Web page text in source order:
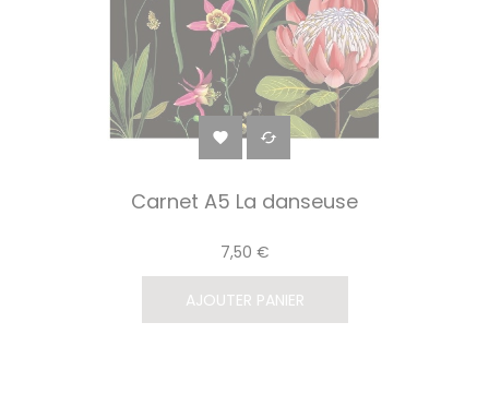
 
Carnet A5 La danseuse
7,50 €
AJOUTER PANIER